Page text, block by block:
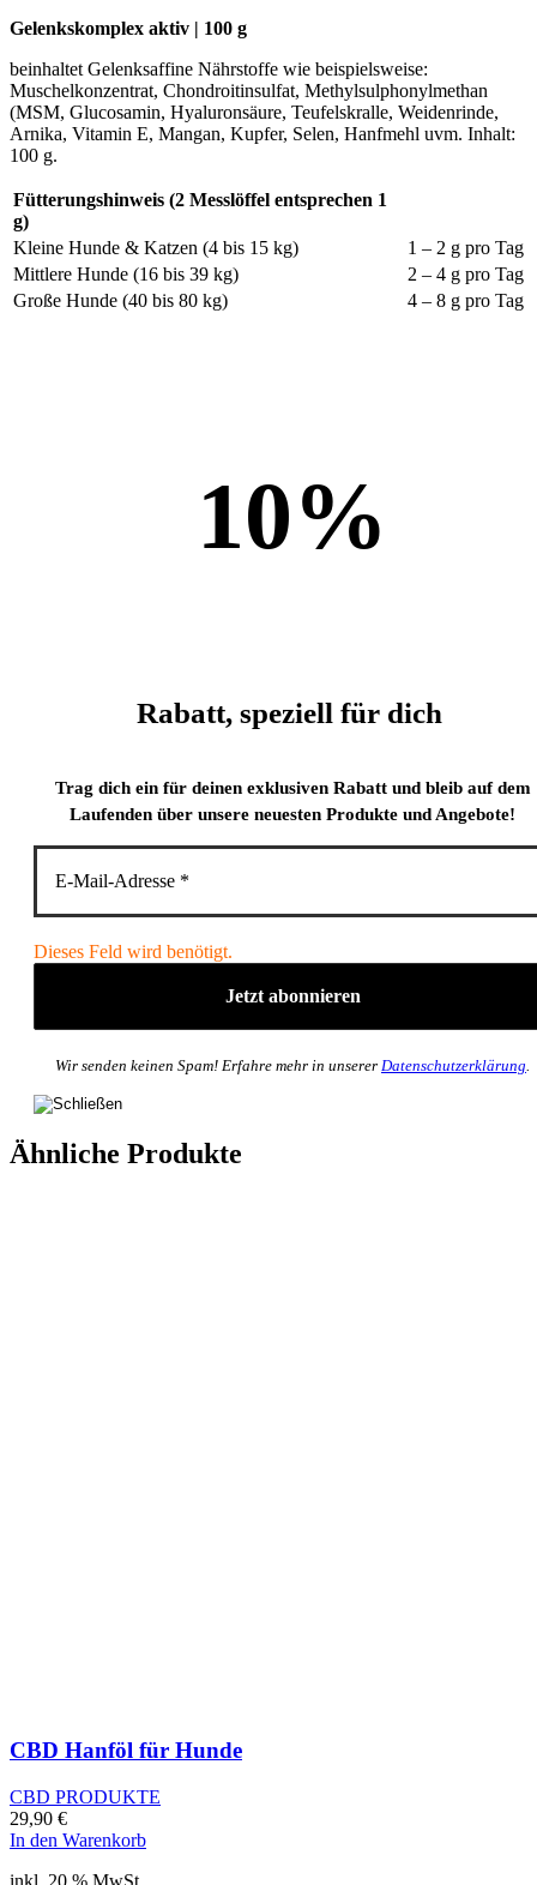
Gelenkskomplex aktiv | 100 g
beinhaltet Gelenksaffine Nährstoffe wie beispielsweise:
Muschelkonzentrat, Chondroitinsulfat, Methylsulphonylmethan
(MSM, Glucosamin, Hyaluronsäure, Teufelskralle, Weidenrinde,
Arnika, Vitamin E, Mangan, Kupfer, Selen, Hanfmehl uvm. Inhalt:
100 g.
Fütterungshinweis (2 Messlöffel entsprechen 1
g)
Kleine Hunde & Katzen (4 bis 15 kg)
1 – 2 g pro Tag
Mittlere Hunde (16 bis 39 kg)
2 – 4 g pro Tag
Große Hunde (40 bis 80 kg)
4 – 8 g pro Tag
10%
Rabatt, speziell für dich
Trag dich ein für deinen exklusiven Rabatt und bleib auf dem
Laufenden über unsere neuesten Produkte und Angebote!
Dieses Feld wird benötigt.
Wir senden keinen Spam! Erfahre mehr in unserer Datenschutzerklärung.
Ähnliche Produkte
CBD Hanföl für Hunde
CBD PRODUKTE
29,90 €
In den Warenkorb
inkl. 20 % MwSt.